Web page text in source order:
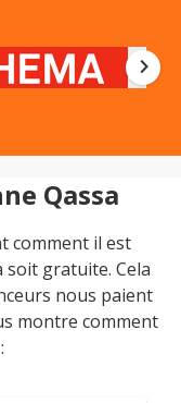
chevron_right
Qassa
comment il est
soit gratuite. Cela
nous paient
montre comment